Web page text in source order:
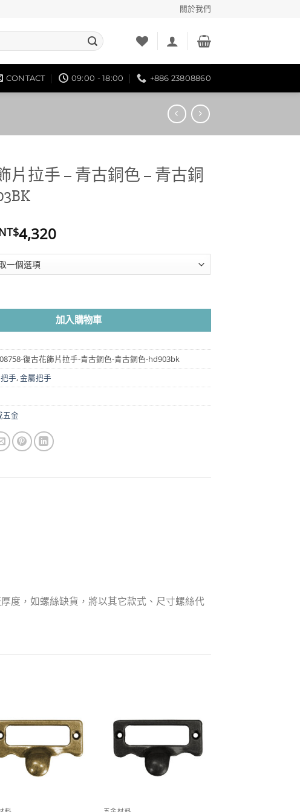
關於我們
CONTACT 09:00 - 18:00 +886 23808860
片拉手 – 青古銅色 – 青古銅
4,320價
圍：
NT$4,320
- 青古銅色 - 青古銅色 HD903BK 數量
加入購物車
復古花飾片拉手-青古銅色-青古銅色-hd903bk
把手,金屬把手
五金
度，如螺絲缺貨，將以其它款式、尺寸螺絲代
Add to
wishlist
Add to
wishlist